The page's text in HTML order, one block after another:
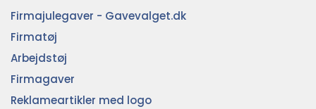
Firmajulegaver - Gavevalget.dk
Firmatøj
Arbejdstøj
Firmagaver
Reklameartikler med logo